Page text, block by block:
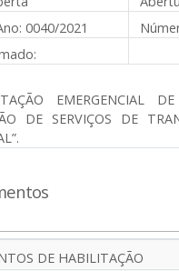
0040/2021
EMERGENCIAL
DE SERVIÇOS DE
DE HABILITAÇÃO